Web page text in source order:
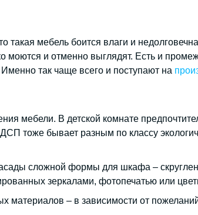
такая мебель боится влаги и
моются и отменно выглядят. Есть и
так чаще всего и поступают на
мебели. В детской комнате
тоже бывает разным по классу
сложной формы для шкафа –
зеркалами, фотопечатью или
материалов – в зависимости от